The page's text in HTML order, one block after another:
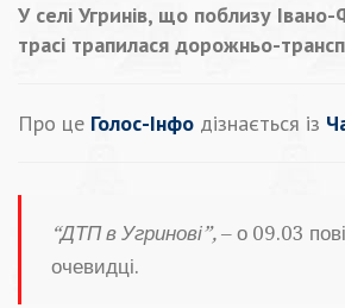
У селі Угринів, що поблизу Івано-
трасі трапилася дорожньо-
Про це Голос-Інфо дізнається із
“ДТП в Угринові”, – о 09.03
очевидці.